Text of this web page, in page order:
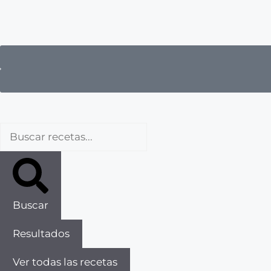
Buscar
Resultados
Ver todas las recetas